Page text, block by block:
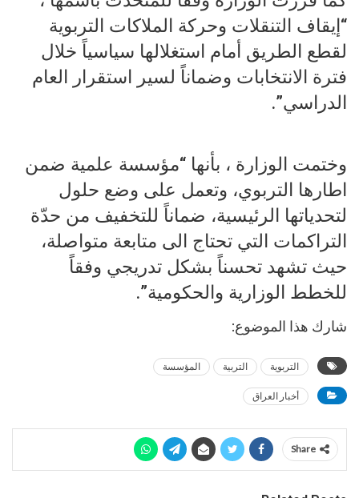
“إيقاف التنقلات وحركة الملاكات التربوية
لقطع الطريق أمام استغلالها سياسياً خلال
فترة الانتخابات وضماناً لسير استقرار العام
الدراسي”.
وختمت الوزارة ، بأنها “مؤسسة علمية ضمن
اطارها التربوي، وتعمل على وضع حلول
لتحدياتها الرئيسية، ضماناً للتخفيف من حدّة
التراكمات التي تحتاج الى متابعة متواصلة،
حيث تشهد تحسناً بشكل تدريجي وفقاً
للخطط الوزارية والحكومية”.
شارك هذا الموضوع:
التربوية التربية المؤسسة
أخبار العراق
Share